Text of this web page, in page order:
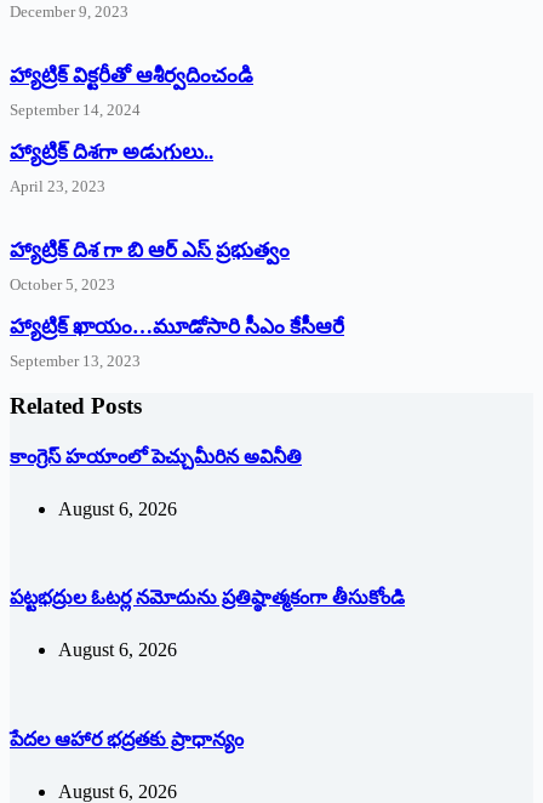
December 9, 2023
హ్యాట్రిక్‌ ‌విక్టరీతో ఆశీర్వదించండి
September 14, 2024
‌హ్యాట్రిక్‌ ‌దిశగా అడుగులు..
April 23, 2023
హ్యాట్రిక్ దిశ గా బి ఆర్ ఎస్ ప్రభుత్వం
October 5, 2023
హ్యాట్రిక్‌ ‌ఖాయం…మూడోసారి సీఎం కేసీఆరే
September 13, 2023
Related Posts
కాంగ్రెస్ హయాంలో పెచ్చుమీరిన అవినీతి
August 6, 2026
పట్టభద్రుల ఓటర్ల నమోదును ప్రతిష్ఠాత్మకంగా తీసుకోండి
August 6, 2026
పేదల ఆహార భద్రతకు ప్రాధాన్యం
August 6, 2026